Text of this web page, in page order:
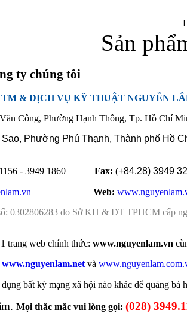
Sản
ty chúng tôi
TM & DỊCH VỤ KỸ THUẬT NGUYỄN
Công, Phường Hạnh Thông, Tp. Hồ Chí
Sao, Phường Phú Thạnh, Thành phố Hồ
1156 - 3949 1860 Fax: (+84.28) 3949
Web:
0302806283 do Sở KH & ĐT TPHCM cấp
trang web chính thức: www.nguyenlam.vn
www.nguyenlam.net và
bất kỳ mạng xã hội nào khác để quảng bá
Mọi thắc mắc vui lòng gọi: (028)